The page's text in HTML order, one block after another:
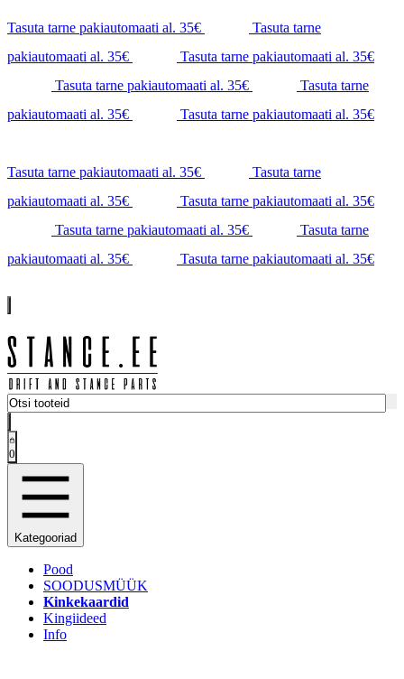
Tasuta tarne pakiautomaati al. 35€
Tasuta tarne
pakiautomaati al. 35€
Tasuta tarne pakiautomaati al. 35€
Tasuta tarne pakiautomaati al. 35€
Tasuta tarne
pakiautomaati al. 35€
Tasuta tarne pakiautomaati al. 35€
Tasuta tarne pakiautomaati al. 35€
Tasuta tarne
pakiautomaati al. 35€
Tasuta tarne pakiautomaati al. 35€
Tasuta tarne pakiautomaati al. 35€
Tasuta tarne
pakiautomaati al. 35€
Tasuta tarne pakiautomaati al. 35€
0
Kategooriad
Pood
SOODUSMÜÜK
Kinkekaardid
Kingiideed
Info